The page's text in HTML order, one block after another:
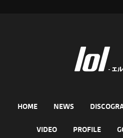
HOME NEWS
VIDEO PROFILE